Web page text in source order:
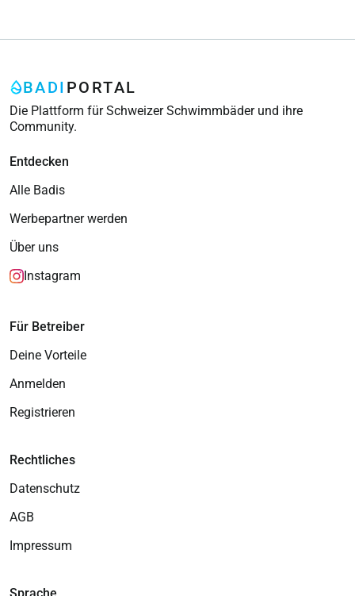
BADI PORTAL
Die Plattform für Schweizer Schwimmbäder und ihre
Community.
Entdecken
Alle Badis
Werbepartner werden
Über uns
Instagram
Für Betreiber
Deine Vorteile
Anmelden
Registrieren
Rechtliches
Datenschutz
AGB
Impressum